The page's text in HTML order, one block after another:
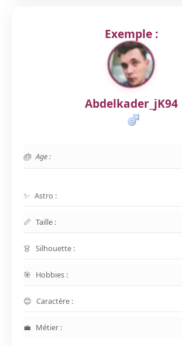
Exemple :
Abdelkader_jK94
Age :
Astro :
Taille :
Silhouette :
Hobbies :
Caractère :
Métier :